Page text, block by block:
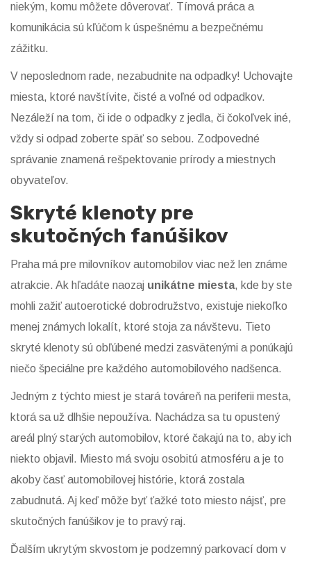
niekým, komu môžete dôverovať. Tímová práca a
komunikácia sú kľúčom k úspešnému a bezpečnému
zážitku.
V neposlednom rade, nezabudnite na odpadky! Uchovajte
miesta, ktoré navštívite, čisté a voľné od odpadkov.
Nezáleží na tom, či ide o odpadky z jedla, či čokoľvek iné,
vždy si odpad zoberte späť so sebou. Zodpovedné
správanie znamená rešpektovanie prírody a miestnych
obyvateľov.
Skryté klenoty pre
skutočných fanúšikov
Praha má pre milovníkov automobilov viac než len známe
atrakcie. Ak hľadáte naozaj unikátne miesta, kde by ste
mohli zažiť autoerotické dobrodružstvo, existuje niekoľko
menej známych lokalít, ktoré stoja za návštevu. Tieto
skryté klenoty sú obľúbené medzi zasvätenými a ponúkajú
niečo špeciálne pre každého automobilového nadšenca.
Jedným z týchto miest je stará továreň na periferii mesta,
ktorá sa už dlhšie nepoužíva. Nachádza sa tu opustený
areál plný starých automobilov, ktoré čakajú na to, aby ich
niekto objavil. Miesto má svoju osobitú atmosféru a je to
akoby časť automobilovej histórie, ktorá zostala
zabudnutá. Aj keď môže byť ťažké toto miesto nájsť, pre
skutočných fanúšikov je to pravý raj.
Ďalším ukrytým skvostom je podzemný parkovací dom v